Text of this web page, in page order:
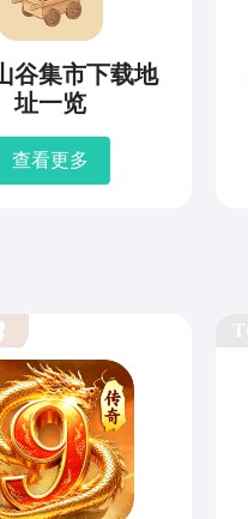
谷集市下载地
址一览
查看更多